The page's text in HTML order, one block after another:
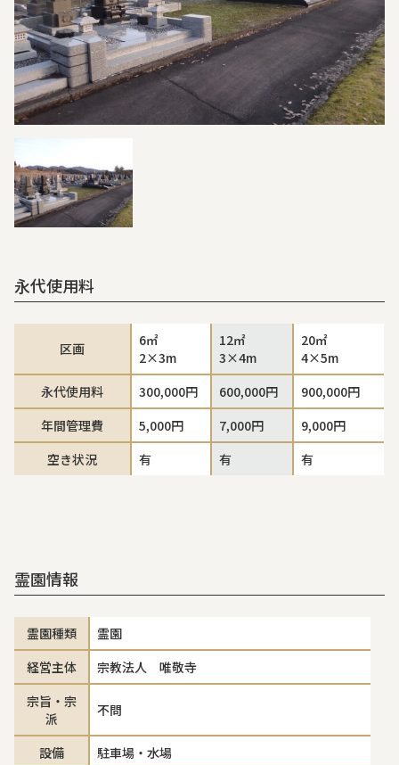
永代使用料
区画
6㎡
2×3m
12㎡
3×4m
20㎡
4×5m
永代使用料
300,000円 600,000円
900,000円
年間管理費
5,000円 7,000円
9,000円
空き状況
有 有 有
霊園情報
霊園種類
霊園
経営主体
宗教法人 唯敬寺
宗旨・宗
派
不問
設備
駐車場・水場